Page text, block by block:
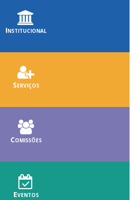
Institucional
Serviços
Comissões
Eventos